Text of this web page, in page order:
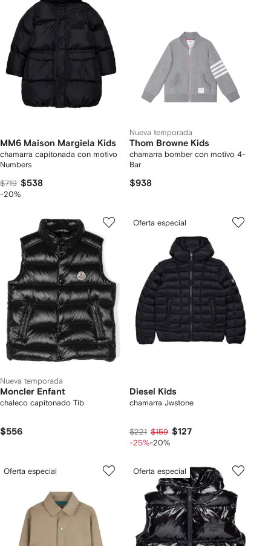
MM6 Maison Margiela Kids
chamarra capitonada con motivo
Numbers
$719 $538
-20%
Nueva temporada
Thom Browne Kids
chamarra bomber con motivo 4-
Bar
$938
Nueva temporada
Moncler Enfant
chaleco capitonado Tib
$556
Oferta especial
Diesel Kids
chamarra Jwstone
$221 $159 $127
-25%-20%
Oferta especial Oferta especial